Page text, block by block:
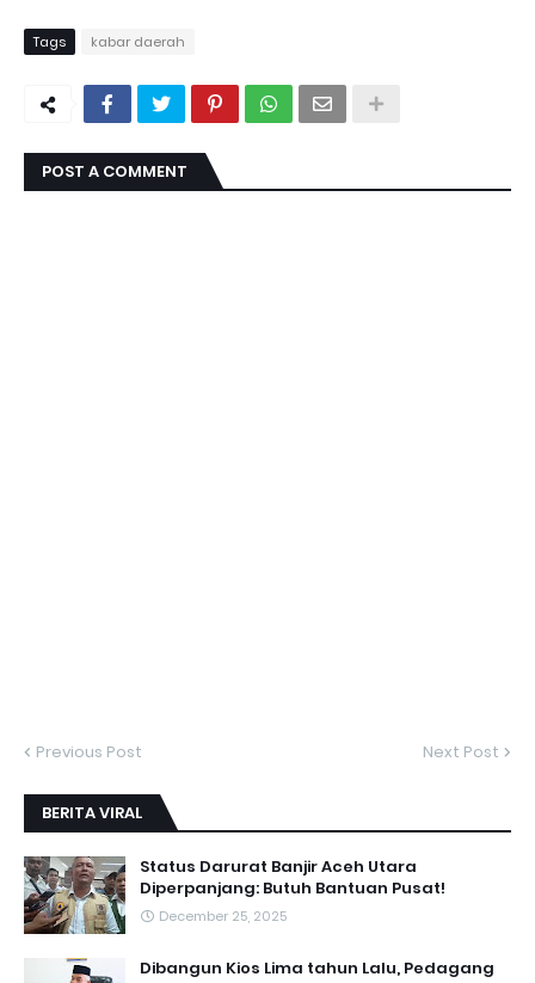
Tags kabar daerah
POST A COMMENT
Previous Post Next Post
BERITA VIRAL
Status Darurat Banjir Aceh Utara
Diperpanjang: Butuh Bantuan Pusat!
December 25, 2025
Dibangun Kios Lima tahun Lalu, Pedagang